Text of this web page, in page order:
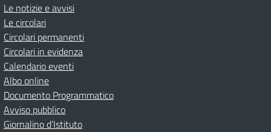
Le notizie e avvisi
Le circolari
Circolari permanenti
Circolari in evidenza
Calendario eventi
Albo online
Documento Programmatico
Avviso pubblico
Giornalino d’Istituto